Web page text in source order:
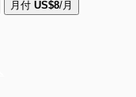
月付 US$8/月